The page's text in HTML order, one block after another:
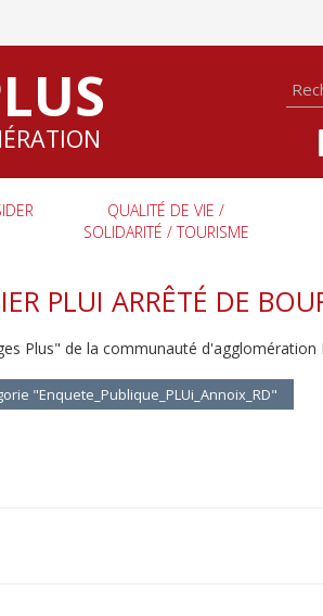
QUALITÉ DE VIE /
SOLIDARITÉ / TOURISME
PLUI ARRÊTÉ DE
Plus" de la communauté d'agglomération
"Enquete_Publique_PLUi_Annoix_RD"